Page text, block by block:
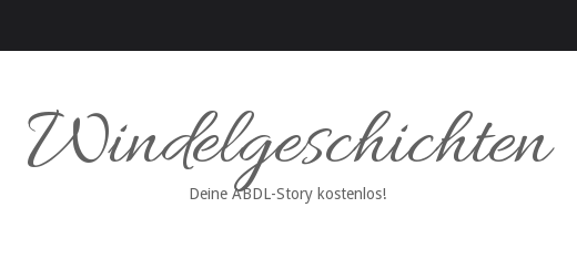
Windelgeschichten
Deine ABDL-Story kostenlos!